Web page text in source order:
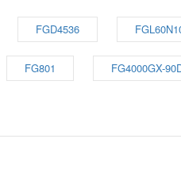
FGD4536
FG801 FG4000GX-